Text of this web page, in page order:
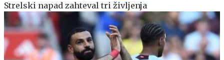
Strelski napad zahteval tri življenja